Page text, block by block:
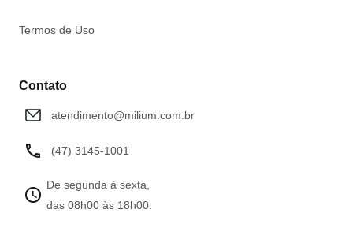
Termos de Uso
Contato
atendimento@milium.com.br
(47) 3145-1001
De segunda à sexta,
das 08h00 às 18h00.